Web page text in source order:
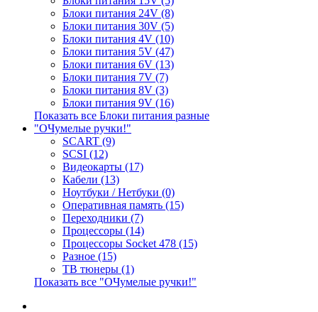
Блоки питания 24V (8)
Блоки питания 30V (5)
Блоки питания 4V (10)
Блоки питания 5V (47)
Блоки питания 6V (13)
Блоки питания 7V (7)
Блоки питания 8V (3)
Блоки питания 9V (16)
Показать все Блоки питания разные
"ОЧумелые ручки!"
SCART (9)
SCSI (12)
Видеокарты (17)
Кабели (13)
Ноутбуки / Нетбуки (0)
Оперативная память (15)
Переходники (7)
Процессоры (14)
Процессоры Socket 478 (15)
Разное (15)
ТВ тюнеры (1)
Показать все "ОЧумелые ручки!"